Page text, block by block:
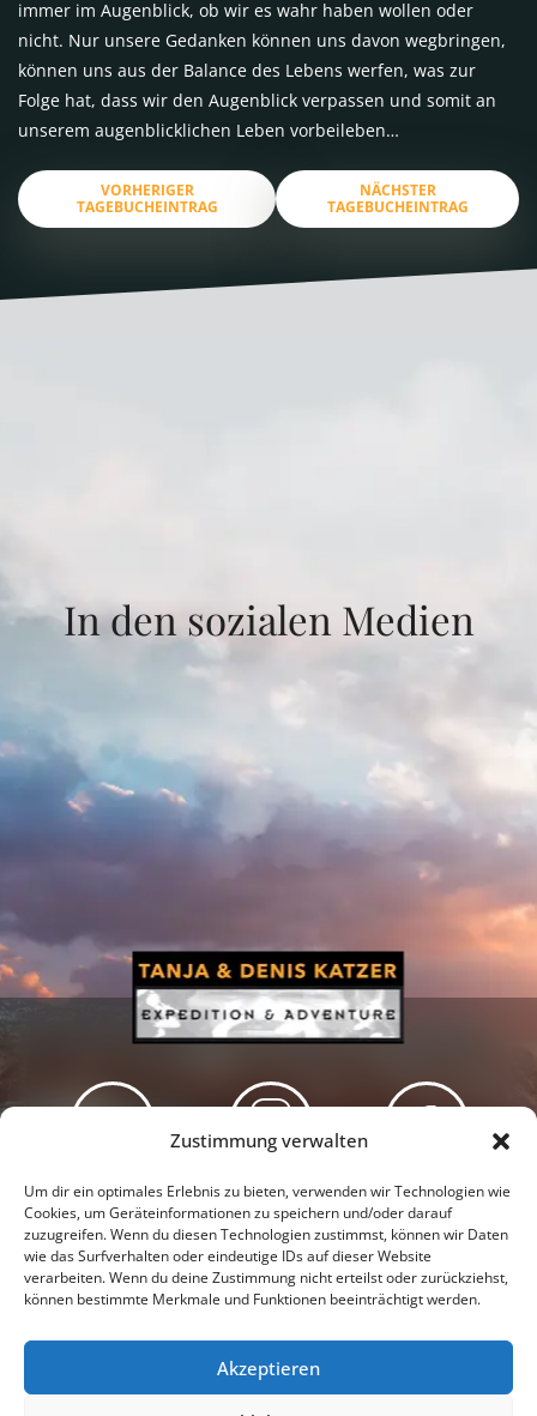
Zustimmung verwalten
Um dir ein optimales Erlebnis zu bieten, verwenden wir Technologien wie
Cookies, um Geräteinformationen zu speichern und/oder darauf
zuzugreifen. Wenn du diesen Technologien zustimmst, können wir Daten
wie das Surfverhalten oder eindeutige IDs auf dieser Website
verarbeiten. Wenn du deine Zustimmung nicht erteilst oder zurückziehst,
können bestimmte Merkmale und Funktionen beeinträchtigt werden.
Akzeptieren
immer im Augenblick, ob wir es wahr haben wollen oder
nicht. Nur unsere Gedanken können uns davon wegbringen,
können uns aus der Balance des Lebens werfen, was zur
Folge hat, dass wir den Augenblick verpassen und somit an
unserem augenblicklichen Leben vorbeileben…
VORHERIGER
TAGEBUCHEINTRAG
NÄCHSTER
TAGEBUCHEINTRAG
In den sozialen Medien
Newsletter Podcast Facebook
Datenschutzerklärung